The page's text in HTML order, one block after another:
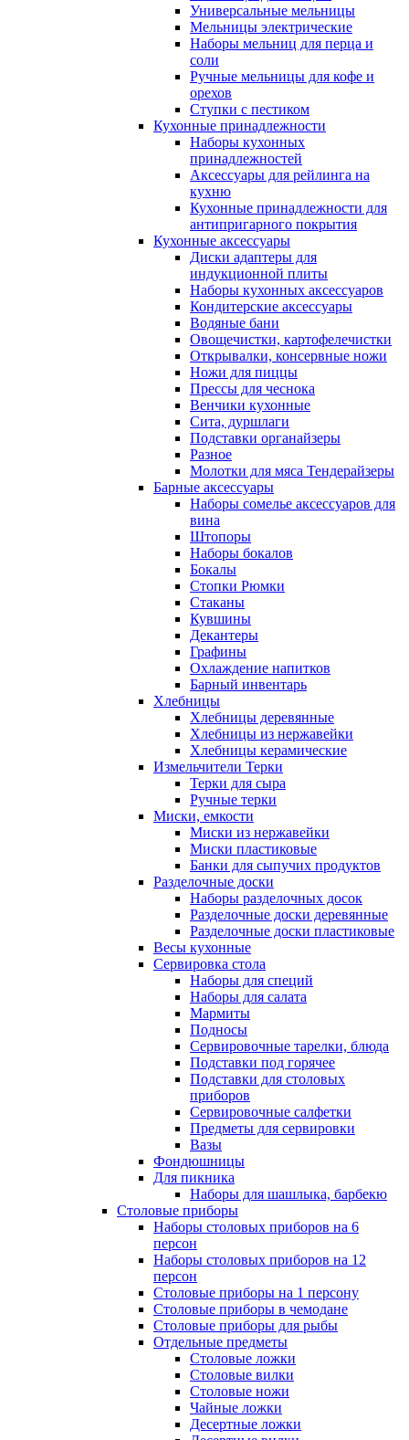
Универсальные мельницы
Мельницы электрические
Наборы мельниц для перца и
соли
Ручные мельницы для кофе и
орехов
Ступки с пестиком
Кухонные принадлежности
Наборы кухонных
принадлежностей
Аксессуары для рейлинга на
кухню
Кухонные принадлежности для
антипригарного покрытия
Кухонные аксессуары
Диски адаптеры для
индукционной плиты
Наборы кухонных аксессуаров
Кондитерские аксессуары
Водяные бани
Овощечистки, картофелечистки
Открывалки, консервные ножи
Ножи для пиццы
Прессы для чеснока
Венчики кухонные
Сита, дуршлаги
Подставки органайзеры
Разное
Молотки для мяса Тендерайзеры
Барные аксессуары
Наборы сомелье аксессуаров для
вина
Штопоры
Наборы бокалов
Бокалы
Стопки Рюмки
Стаканы
Кувшины
Декантеры
Графины
Охлаждение напитков
Барный инвентарь
Хлебницы
Хлебницы деревянные
Хлебницы из нержавейки
Хлебницы керамические
Измельчители Терки
Терки для сыра
Ручные терки
Миски, емкости
Миски из нержавейки
Миски пластиковые
Банки для сыпучих продуктов
Разделочные доски
Наборы разделочных досок
Разделочные доски деревянные
Разделочные доски пластиковые
Весы кухонные
Сервировка стола
Наборы для специй
Наборы для салата
Мармиты
Подносы
Сервировочные тарелки, блюда
Подставки под горячее
Подставки для столовых
приборов
Сервировочные салфетки
Предметы для сервировки
Вазы
Фондюшницы
Для пикника
Наборы для шашлыка, барбекю
Столовые приборы
Наборы столовых приборов на 6
персон
Наборы столовых приборов на 12
персон
Столовые приборы на 1 персону
Столовые приборы в чемодане
Столовые приборы для рыбы
Отдельные предметы
Столовые ложки
Столовые вилки
Столовые ножи
Чайные ложки
Десертные ложки